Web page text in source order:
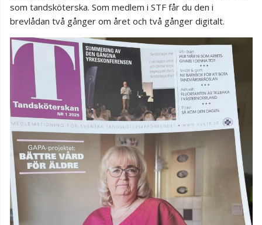
som tandsköterska. Som medlem i STF får du den i
brevlådan två gånger om året och två gånger digitalt.